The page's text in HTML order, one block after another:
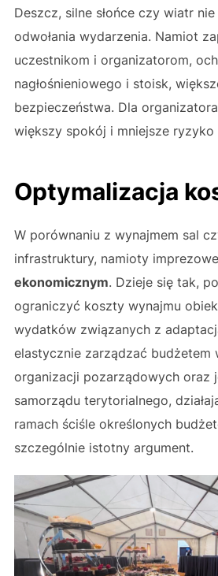
Deszcz, silne słońce czy wiatr
odwołania wydarzenia. Namiot
uczestnikom i organizatorom,
nagłośnieniowego i stoisk,
bezpieczeństwa. Dla
większy spokój i mniejsze ryzyko
Optymalizacja
W porównaniu z wynajmem sal
infrastruktury, namioty
ekonomicznym. Dzieje się tak,
ograniczyć koszty wynajmu
wydatków związanych z
elastycznie zarządzać budżetem
organizacji pozarządowych oraz
samorządu terytorialnego,
ramach ściśle określonych
szczególnie istotny argument.